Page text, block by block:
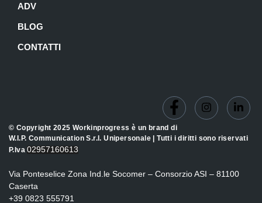
ADV
BLOG
CONTATTI
© Copyright 2025 Workinprogress è un brand di
W.I.P. Communication S.r.l. Unipersonale | Tutti i diritti sono riservati
P.Iva02957160613
Via Ponteselice Zona Ind.le Socomer – Consorzio ASI – 81100
Caserta
+39 0823 555791